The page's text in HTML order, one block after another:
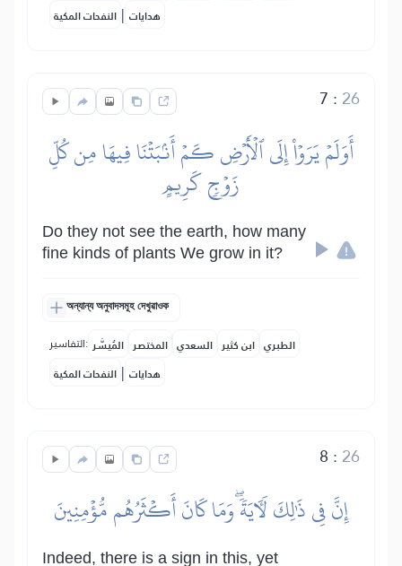
النفحات المكية | هدايات
7 : 26
أَوَلَمۡ يَرَوۡاْ إِلَى ٱلۡأَرۡضِ كَمۡ أَنۢبَتۡنَا فِيهَا مِن كُلِّ
زَوۡجٖ كَرِيمٍ
Do they not see the earth, how many
fine kinds of plants We grow in it?
অন্যান্য অনুবাদসমূহ দেখুৱাওক
التفاسير: المُيسَّر المختصر السعدي ابن كثير الطبري
النفحات المكية | هدايات
8 : 26
إِنَّ فِي ذَٰلِكَ لَأٓيَةٗۖ وَمَا كَانَ أَكۡثَرُهُم مُّؤۡمِنِينَ
Indeed, there is a sign in this, yet